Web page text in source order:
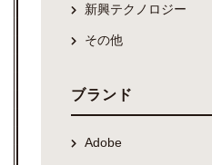
新興テクノロジー
その他
ブランド
Adobe